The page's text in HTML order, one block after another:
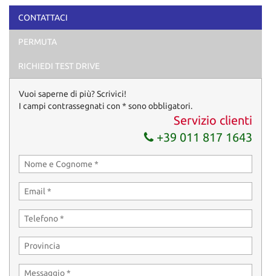
CONTATTACI
PERMUTA
RICHIEDI TEST DRIVE
Vuoi saperne di più? Scrivici!
I campi contrassegnati con * sono obbligatori.
Servizio clienti
+39 011 817 1643